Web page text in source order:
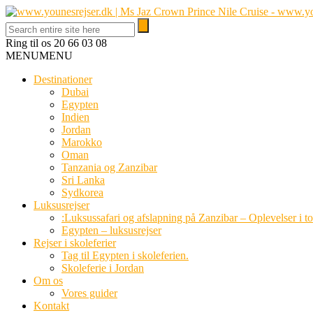
Ring til os 20 66 03 08
MENUMENU
Destinationer
Dubai
Egypten
Indien
Jordan
Marokko
Oman
Tanzania og Zanzibar
Sri Lanka
Sydkorea
Luksusrejser
:Luksussafari og afslapning på Zanzibar – Oplevelser i
Egypten – luksusrejser
Rejser i skoleferier
Tag til Egypten i skoleferien.
Skoleferie i Jordan
Om os
Vores guider
Kontakt